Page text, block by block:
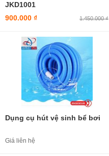
JKD1001
900.000 ₫
1.450.000 ₫
Dụng cụ hút vệ sinh bể bơi
Giá liên hệ